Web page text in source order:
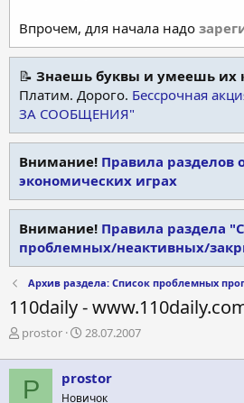
Впрочем, для начала надо
📝 Знаешь буквы и умеешь их
Платим. Дорого. Бессрочная
ЗА СООБЩЕНИЯ"
Внимание! Правила разделов
экономических играх
Внимание! Правила раздела
проблемных/неактивных/
Архив раздела: Список проблемных
110daily -
А
т
о
р
prostor
Д
т
а
н
28.07.2007
P prostor
Новичок